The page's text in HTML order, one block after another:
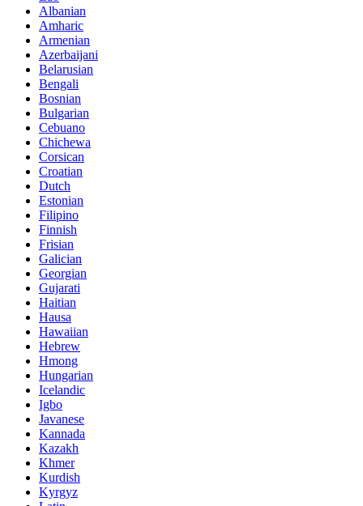
Albanian
Amharic
Armenian
Azerbaijani
Belarusian
Bengali
Bosnian
Bulgarian
Cebuano
Chichewa
Corsican
Croatian
Dutch
Estonian
Filipino
Finnish
Frisian
Galician
Georgian
Gujarati
Haitian
Hausa
Hawaiian
Hebrew
Hmong
Hungarian
Icelandic
Igbo
Javanese
Kannada
Kazakh
Khmer
Kurdish
Kyrgyz